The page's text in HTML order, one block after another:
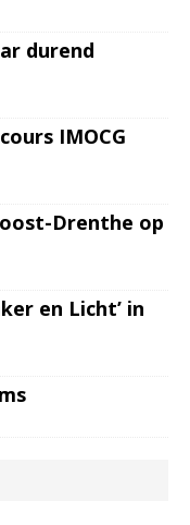
durend
IMOCG
Drenthe op
en Licht’ in